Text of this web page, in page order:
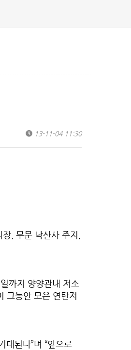
13-11-04 11:30
, 무문 낙산사 주지,
까지 양양관내 저소
그동안 모은 연탄저
대된다”며 “앞으로